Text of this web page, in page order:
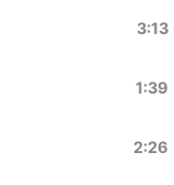
3:13
1:39
2:26